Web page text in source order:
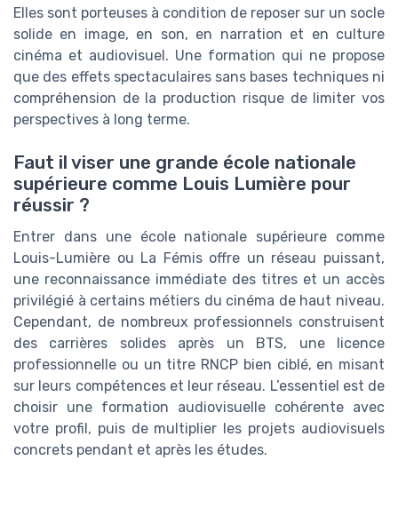
Elles sont porteuses à condition de reposer sur un socle
solide en image, en son, en narration et en culture
cinéma et audiovisuel. Une formation qui ne propose
que des effets spectaculaires sans bases techniques ni
compréhension de la production risque de limiter vos
perspectives à long terme.
Faut il viser une grande école nationale
supérieure comme Louis Lumière pour
réussir ?
Entrer dans une école nationale supérieure comme
Louis-Lumière ou La Fémis offre un réseau puissant,
une reconnaissance immédiate des titres et un accès
privilégié à certains métiers du cinéma de haut niveau.
Cependant, de nombreux professionnels construisent
des carrières solides après un BTS, une licence
professionnelle ou un titre RNCP bien ciblé, en misant
sur leurs compétences et leur réseau. L’essentiel est de
choisir une formation audiovisuelle cohérente avec
votre profil, puis de multiplier les projets audiovisuels
concrets pendant et après les études.